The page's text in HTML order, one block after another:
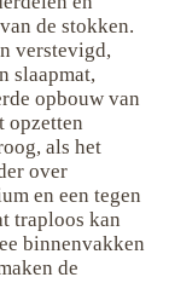
de stokken.
verstevigd,
slaapmat,
opbouw van
opzetten
als het
over
en een tegen
traploos kan
binnenvakken
de